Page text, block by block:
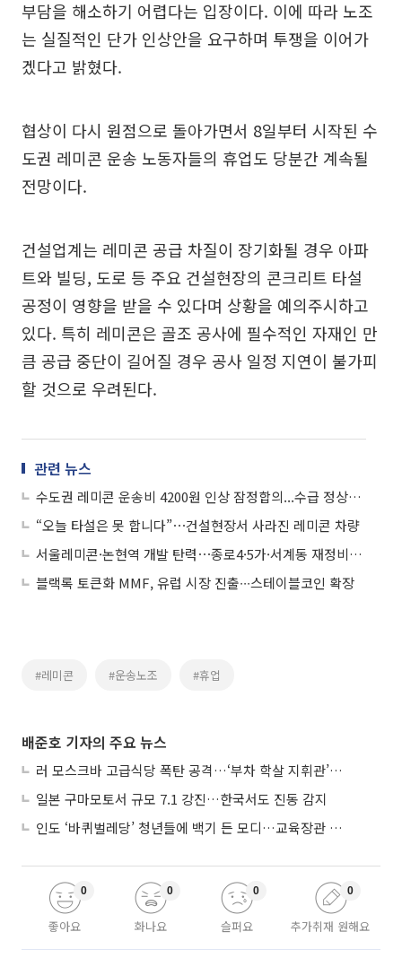
부담을 해소하기 어렵다는 입장이다. 이에 따라 노조
는 실질적인 단가 인상안을 요구하며 투쟁을 이어가
겠다고 밝혔다.
협상이 다시 원점으로 돌아가면서 8일부터 시작된 수
도권 레미콘 운송 노동자들의 휴업도 당분간 계속될
전망이다.
건설업계는 레미콘 공급 차질이 장기화될 경우 아파
트와 빌딩, 도로 등 주요 건설현장의 콘크리트 타설
공정이 영향을 받을 수 있다며 상황을 예의주시하고
있다. 특히 레미콘은 골조 공사에 필수적인 자재인 만
큼 공급 중단이 길어질 경우 공사 일정 지연이 불가피
할 것으로 우려된다.
관련 뉴스
수도권 레미콘 운송비 4200원 인상 잠정합의...수급 정상화되나
“오늘 타설은 못 합니다”⋯건설현장서 사라진 레미콘 차량
서울레미콘·논현역 개발 탄력⋯종로4·5가·서계동 재정비도 통과
블랙록 토큰화 MMF, 유럽 시장 진출∙∙∙스테이블코인 확장
#레미콘 #운송노조 #휴업
배준호 기자의 주요 뉴스
러 모스크바 고급식당 폭탄 공격…‘부차 학살 지휘관’ 노렸나
일본 구마모토서 규모 7.1 강진…한국서도 진동 감지
인도 ‘바퀴벌레당’ 청년들에 백기 든 모디…교육장관 사퇴
좋아요
0
화나요
0
슬퍼요
0
추가취재 원해요
0